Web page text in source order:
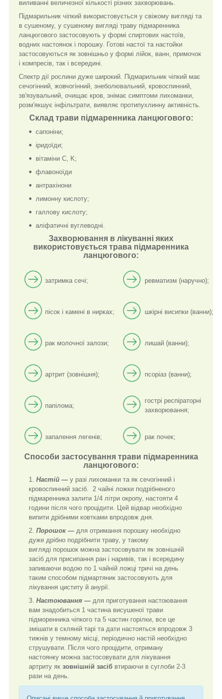
виливанні величезної кількості різних захворювань.
Підмарильник чіпкий використовується у свіжому вигляді та
в сушеному, у сушеному вигляді траву підмаренника
ланцюгового застосовують у формі спиртових настоїв,
водних настоянок і порошку. Готові настої та настойки
застосовуються як зовнішньо у формі лійок, ванн, примочок
і компресів, так і всередині.
Спектр дії рослини дуже широкий. Підмарильник чіпкий має
сечогінний, жовчогінний, знеболювальний, кровоспинний,
зв'язувальний, очищає кров, знімає симптоми лихоманки,
розм'якшує інфільтрати, виявляє протипухлинну активність.
Склад трави підмаренника ланцюгового:
сапоніни;
іридоїди;
вітаміни C, K;
флавоноїди
антрахінони
лимонну кислоту;
галлову кислоту;
аліфатичні вуглеводні.
Захворювання в лікуванні яких
використовується трава підмаренника
ланцюгового:
затримка сечі; ревматизм (наручно);
пісок і камені в нирках; шкірні висипки (ванни);
рак молочної залози; лишай (ванни);
артрит (зовнішня); псоріаз (ванни);
папілома;
гострі респіраторні
захворювання;
запалення легенів; рак почек;
Способи застосування трави підмаренника
ланцюгового:
Настій — у разі лихоманки та як сечогінний і
кровоспинний засіб. 2 чайні ложки подрібненого
підмаренника залити 1/4 літри окропу, настояти 4
години після чого процідити. Цей відвар необхідно
випити дрібними ковтками впродовж дня.
Порошок — для отримання порошку необхідно
дуже дрібно подрібнити траву, у такому
вигляді порошок можна застосовувати як зовнішній
засіб для присипання ран і наривів, так і всередину
запиваючи водою по 1 чайній ложці тричі на день
таким способом підмартяник застосовують для
лікування циститу й анурії.
Настоювання — для приготування настоювання
вам знадобиться 1 частина висушеної трави
підморенника чіпкого та 5 частин горілки, все це
змішати в скляній тарі та дати настояться впродовж 3
тижнів у темному місці, періодично настій необхідно
струшувати. Після чого процідити, отриману
настоянку можна застосовувати для лікування
артриту як зовнішній засіб втираючи в суглоби 2-3
рази на день.